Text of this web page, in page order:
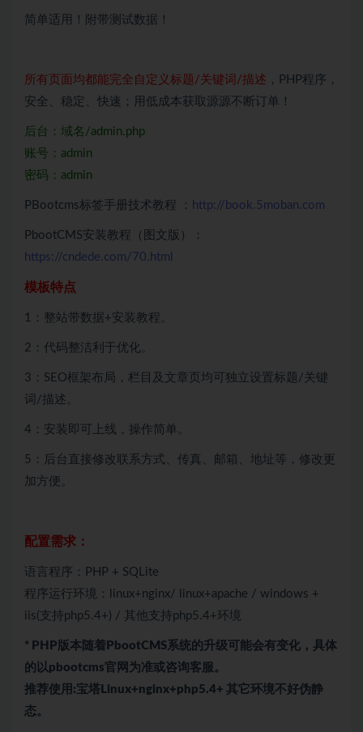
简单适用！附带测试数据！
所有页面均都能完全自定义标题/关键词/描述 ，PHP程序，
安全、稳定、快速；用低成本获取源源不断订单！
后台：域名/admin.php
账号：admin
密码：admin
PBootcms标签手册技术教程 ： http://book.5moban.com
PbootCMS安装教程（图文版）：
https://cndede.com/70.html
模板特点
1：整站带数据+安装教程。
2：代码整洁利于优化。
3：SEO框架布局，栏目及文章页均可独立设置标题/关键
词/描述。
4：安装即可上线，操作简单。
5：后台直接修改联系方式、传真、邮箱、地址等，修改更
加方便。
配置需求：
语言程序：PHP + SQLite
程序运行环境：linux+nginx/ linux+apache / windows +
iis(支持php5.4+) / 其他支持php5.4+环境
* PHP版本随着PbootCMS系统的升级可能会有变化，具体
的以pbootcms官网为准或咨询客服。
推荐使用:宝塔Linux+nginx+php5.4+ 其它环境不好伪静
态。